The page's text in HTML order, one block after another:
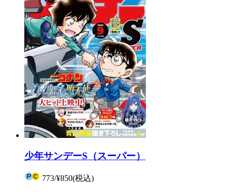
少年サンデーS（スーパー）
773/¥850(税込)